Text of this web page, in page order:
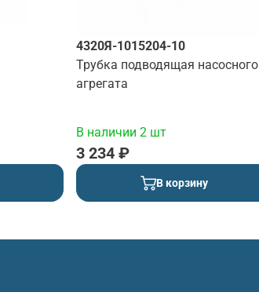
4320Я-1015204-10
Трубка подводящая насосного
агрегата
В наличии 2 шт
3 234 ₽
В корзину